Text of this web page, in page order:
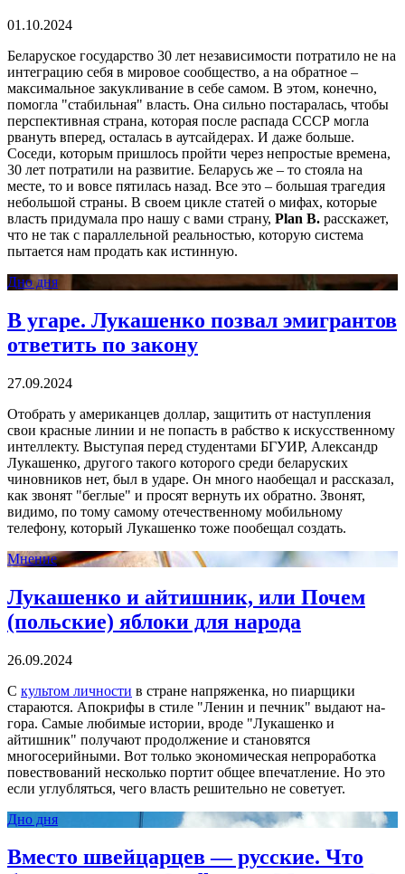
01.10.2024
Беларуское государство 30 лет независимости потратило не на
интеграцию себя в мировое сообщество, а на обратное –
максимальное закукливание в себе самом. В этом, конечно,
помогла "стабильная" власть. Она сильно постаралась, чтобы
перспективная страна, которая после распада СССР могла
рвануть вперед, осталась в аутсайдерах. И даже больше.
Соседи, которым пришлось пройти через непростые времена,
30 лет потратили на развитие. Беларусь же – то стояла на
месте, то и вовсе пятилась назад. Все это – большая трагедия
небольшой страны. В своем цикле статей о мифах, которые
власть придумала про нашу с вами страну, Plan B. расскажет,
что не так с параллельной реальностью, которую система
пытается нам продать как истинную.
Дно дня
В угаре. Лукашенко позвал эмигрантов
ответить по закону
27.09.2024
Отобрать у американцев доллар, защитить от наступления
свои красные линии и не попасть в рабство к искусственному
интеллекту. Выступая перед студентами БГУИР, Александр
Лукашенко, другого такого которого среди беларуских
чиновников нет, был в ударе. Он много наобещал и рассказал,
как звонят "беглые" и просят вернуть их обратно. Звонят,
видимо, по тому самому отечественному мобильному
телефону, который Лукашенко тоже пообещал создать.
Мнение
Лукашенко и айтишник, или Почем
(польские) яблоки для народа
26.09.2024
С культом личности в стране напряженка, но пиарщики
стараются. Апокрифы в стиле "Ленин и печник" выдают на-
гора. Самые любимые истории, вроде "Лукашенко и
айтишник" получают продолжение и становятся
многосерийными. Вот только экономическая непроработка
повествований несколько портит общее впечатление. Но это
если углубляться, чего власть решительно не советует.
Дно дня
Вместо швейцарцев — русские. Что